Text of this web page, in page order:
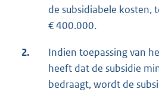
de subsidiabele kosten,
€ 400.000.
2.
Indien toepassing van
heeft dat de subsidie
bedraagt, wordt de